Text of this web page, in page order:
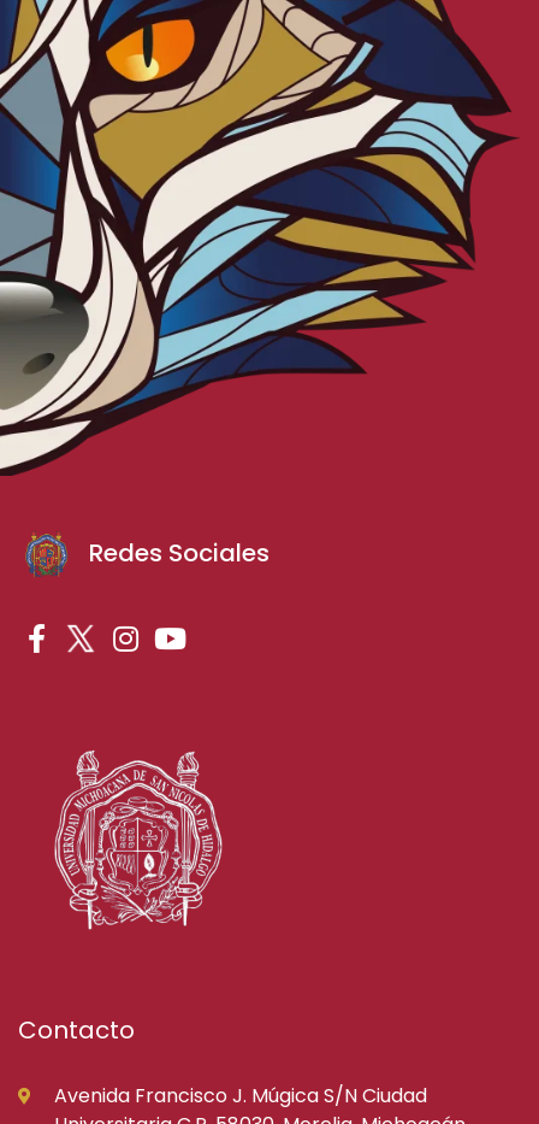
Redes Sociales
Contacto
Avenida Francisco J. Múgica S/N Ciudad